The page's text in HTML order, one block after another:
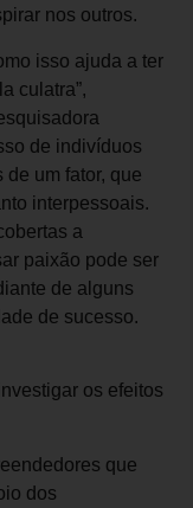
nos outros.
isso ajuda a ter
culatra”,
de indivíduos
um fator, que
interpessoais.
a
paixão pode ser
de alguns
de sucesso.
os efeitos
que
dos